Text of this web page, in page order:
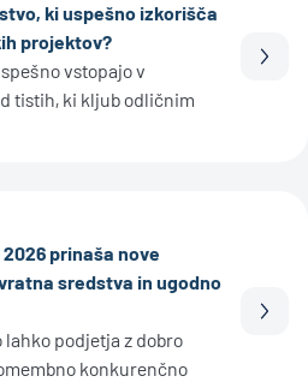
ki uspešno izkorišča
projektov?
vstopajo v
tistih, ki kljub odličnim
prinaša nove
sredstva in ugodno
lahko podjetja z dobro
konkurenčno